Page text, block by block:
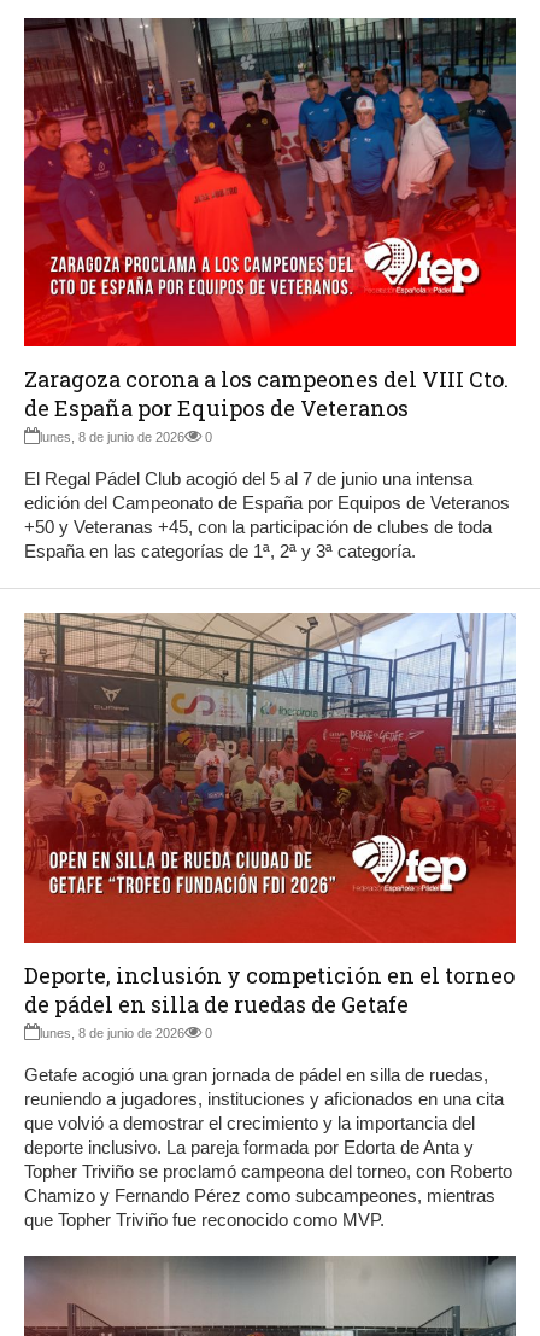
Zaragoza corona a los campeones del VIII Cto.
de España por Equipos de Veteranos
lunes, 8 de junio de 2026 0
El Regal Pádel Club acogió del 5 al 7 de junio una intensa
edición del Campeonato de España por Equipos de Veteranos
+50 y Veteranas +45, con la participación de clubes de toda
España en las categorías de 1ª, 2ª y 3ª categoría.
Deporte, inclusión y competición en el torneo
de pádel en silla de ruedas de Getafe
lunes, 8 de junio de 2026 0
Getafe acogió una gran jornada de pádel en silla de ruedas,
reuniendo a jugadores, instituciones y aficionados en una cita
que volvió a demostrar el crecimiento y la importancia del
deporte inclusivo. La pareja formada por Edorta de Anta y
Topher Triviño se proclamó campeona del torneo, con Roberto
Chamizo y Fernando Pérez como subcampeones, mientras
que Topher Triviño fue reconocido como MVP.